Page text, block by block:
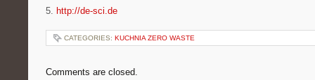
5. http://de-sci.de
CATEGORIES: KUCHNIA ZERO WASTE
Comments are closed.